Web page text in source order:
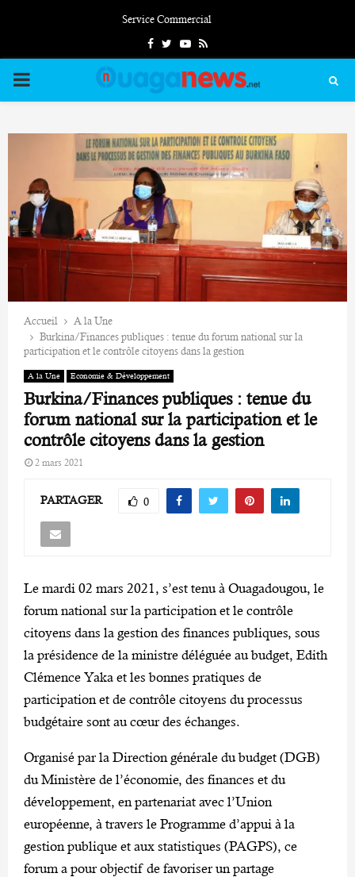
Service Commercial
FacebookTwitterYoutube
Rss
PRIMARY
Accueil
A la Une
Burkina/Finances publiques : tenue du forum national sur la
participation et le contrôle citoyens dans la gestion
A la Une Economie & Développement
Burkina/Finances publiques : tenue du
forum national sur la participation et le
contrôle citoyens dans la gestion
2 mars 2021
PARTAGER 0
Le mardi 02 mars 2021, s’est tenu à Ouagadougou, le
forum national sur la participation et le contrôle
citoyens dans la gestion des finances publiques, sous
la présidence de la ministre déléguée au budget, Edith
Clémence Yaka et les bonnes pratiques de
participation et de contrôle citoyens du processus
budgétaire sont au cœur des échanges.
Organisé par la Direction générale du budget (DGB)
du Ministère de l’économie, des finances et du
développement, en partenariat avec l’Union
européenne, à travers le Programme d’appui à la
gestion publique et aux statistiques (PAGPS), ce
forum a pour objectif de favoriser un partage